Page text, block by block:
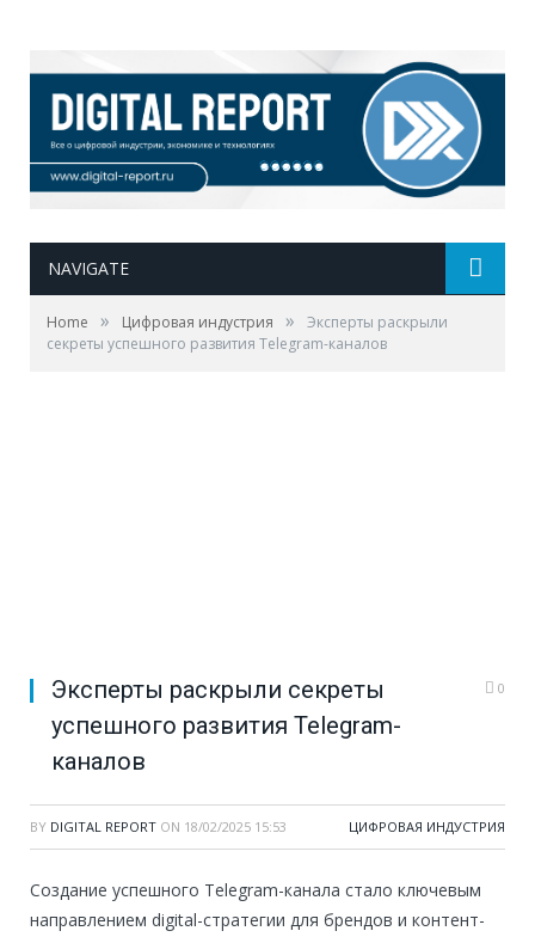
NAVIGATE
Home » Цифровая индустрия »
Эксперты раскрыли
секреты успешного развития Telegram-каналов
Эксперты раскрыли секреты
успешного развития Telegram-
каналов
0
BY DIGITAL REPORT ON 18/02/2025 15:53 ЦИФРОВАЯ ИНДУСТРИЯ
Создание успешного Telegram-канала стало ключевым
направлением digital-стратегии для брендов и контент-